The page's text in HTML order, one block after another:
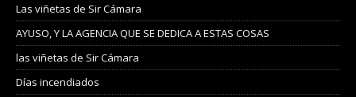
Las viñetas de Sir Cámara
AYUSO, Y LA AGENCIA QUE SE DEDICA A ESTAS COSAS
las viñetas de Sir Cámara
Días incendiados